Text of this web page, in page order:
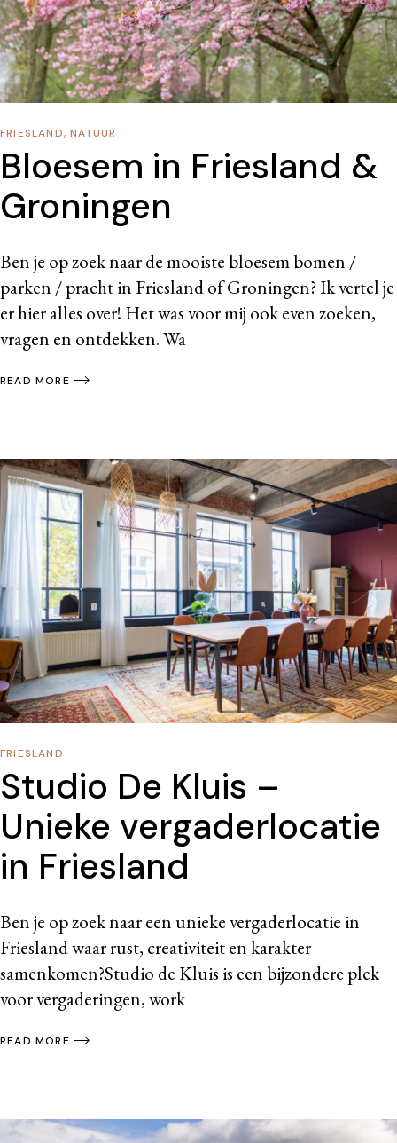
FRIESLAND,NATUUR
Bloesem in Friesland &
Groningen
Ben je op zoek naar de mooiste bloesem bomen /
parken / pracht in Friesland of Groningen? Ik vertel je
er hier alles over! Het was voor mij ook even zoeken,
vragen en ontdekken. Wa
READ MORE
FRIESLAND
Studio De Kluis –
Unieke vergaderlocatie
in Friesland
Ben je op zoek naar een unieke vergaderlocatie in
Friesland waar rust, creativiteit en karakter
samenkomen?Studio de Kluis is een bijzondere plek
voor vergaderingen, work
READ MORE